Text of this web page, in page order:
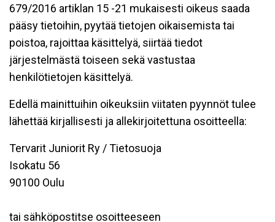
679/2016 artiklan 15 -21 mukaisesti oikeus saada
pääsy tietoihin, pyytää tietojen oikaisemista tai
poistoa, rajoittaa käsittelyä, siirtää tiedot
järjestelmästä toiseen sekä vastustaa
henkilötietojen käsittelyä.
Edellä mainittuihin oikeuksiin viitaten pyynnöt tulee
lähettää kirjallisesti ja allekirjoitettuna osoitteella:
Tervarit Juniorit Ry / Tietosuoja
Isokatu 56
90100 Oulu
tai sähköpostitse osoitteeseen